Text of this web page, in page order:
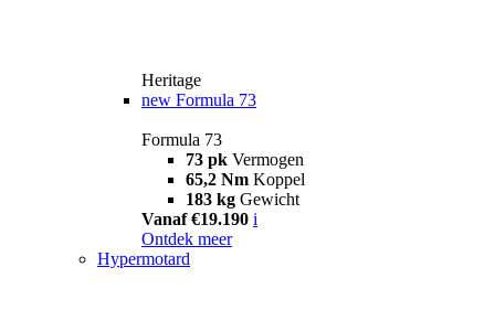
Heritage
new Formula 73
Formula 73
73 pk Vermogen
65,2 Nm Koppel
183 kg Gewicht
Vanaf €19.190 i
Ontdek meer
Hypermotard